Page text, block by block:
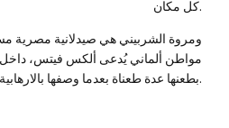
كل مكان.
مواطن ألماني يُدعى ألكس فيتس،
بطعنها عدة طعناة بعدما وصفها بالارهابية بسبب ارتداها الحجاب.